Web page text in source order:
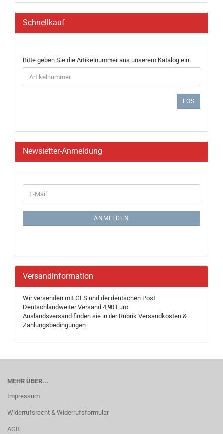
Schnellkauf
BITTE
GEBEN
SIE
DIE
EIN.
Bitte geben Sie die Artikelnummer aus unserem Katalog ein.
LOS
Newsletter-Anmeldung
ZUR
E-
Mail
ANMELDEN
Versandinformation
Wir versenden mit GLS und der deutschen Post
Deutschlandweiter Versand 4,90 Euro
Auslandsversand finden sie in der Rubrik Versandkosten &
Zahlungsbedingungen
MEHR ÜBER...
Impressum
Widerrufsrecht & Widerrufsformular
AGB